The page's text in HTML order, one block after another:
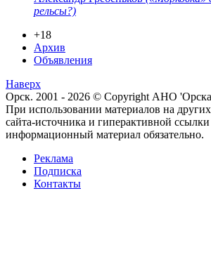
рельсы?)
+18
Архив
Объявления
Наверх
Орск. 2001 - 2026 © Copyright АНО
При использовании материалов на других
сайта-источника и гиперактивной
информационный материал обязательно.
Реклама
Подписка
Контакты